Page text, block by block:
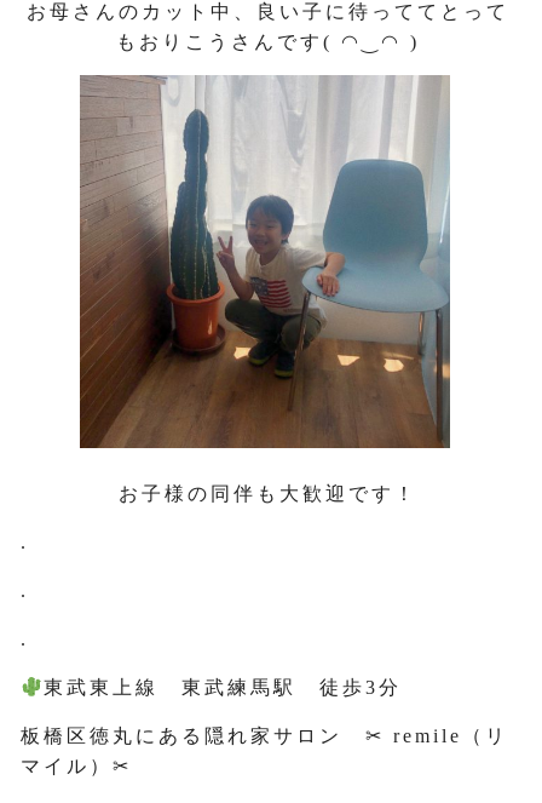
お母さんのカット中、良い子に待っててとって
もおりこうさんです( ◠‿◠ )
お子様の同伴も大歓迎です！
.
.
.
東武東上線 東武練馬駅 徒歩3分
板橋区徳丸にある隠れ家サロン ✂ remile（リ
マイル）✂